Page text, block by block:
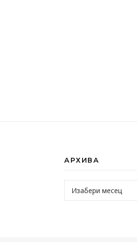
АРХИВА
Архива